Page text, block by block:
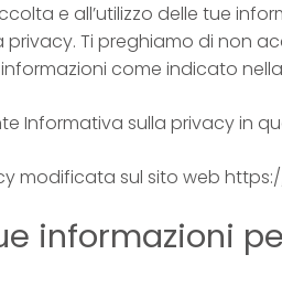
e all’utilizzo delle tue
Ti preghiamo di non
come indicato
Informativa sulla privacy in
modificata sul sito web
informazioni